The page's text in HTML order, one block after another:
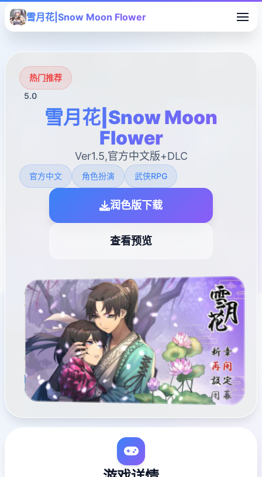
雪月花|Snow Moon Flower
热门推荐
5.0
雪月花|Snow Moon
Flower
Ver1.5,官方中文版+DLC
官方中文 角色扮演 武侠RPG
润色版下载
查看预览